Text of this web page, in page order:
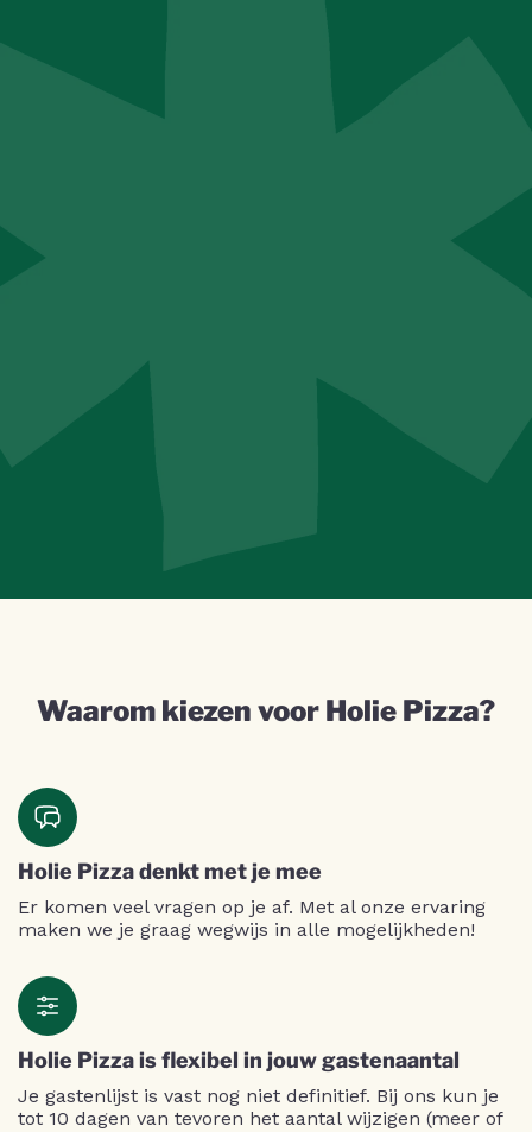
Waarom kiezen voor Holie Pizza?
Holie Pizza denkt met je mee
Er komen veel vragen op je af. Met al onze ervaring
maken we je graag wegwijs in alle mogelijkheden!
Holie Pizza is flexibel in jouw gastenaantal
Je gastenlijst is vast nog niet definitief. Bij ons kun je
tot 10 dagen van tevoren het aantal wijzigen (meer of